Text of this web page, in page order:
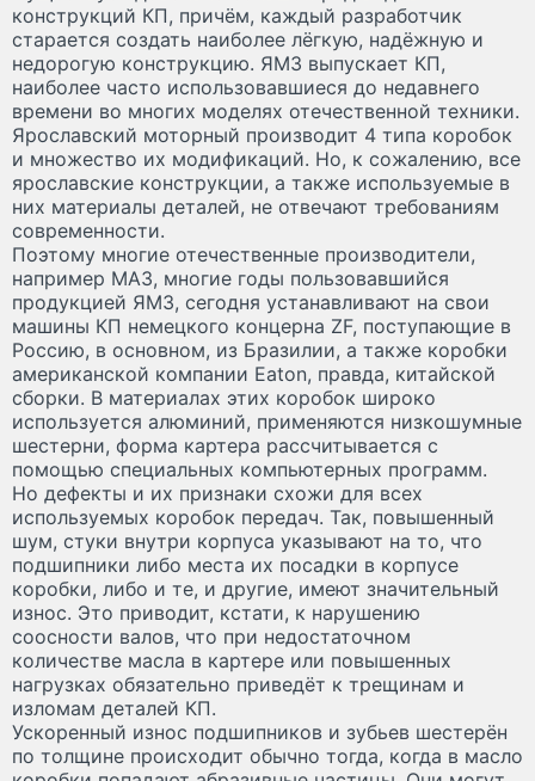
конструкций КП, причём, каждый разработчик
старается создать наиболее лёгкую, надёжную и
недорогую конструкцию. ЯМЗ выпускает КП,
наиболее часто использовавшиеся до недавнего
времени во многих моделях отечественной техники.
Ярославский моторный производит 4 типа коробок
и множество их модификаций. Но, к сожалению, все
ярославские конструкции, а также используемые в
них материалы деталей, не отвечают требованиям
современности.
Поэтому многие отечественные производители,
например МАЗ, многие годы пользовавшийся
продукцией ЯМЗ, сегодня устанавливают на свои
машины КП немецкого концерна ZF, поступающие в
Россию, в основном, из Бразилии, а также коробки
американской компании Eaton, правда, китайской
сборки. В материалах этих коробок широко
используется алюминий, применяются низкошумные
шестерни, форма картера рассчитывается с
помощью специальных компьютерных программ.
Но дефекты и их признаки схожи для всех
используемых коробок передач. Так, повышенный
шум, стуки внутри корпуса указывают на то, что
подшипники либо места их посадки в корпусе
коробки, либо и те, и другие, имеют значительный
износ. Это приводит, кстати, к нарушению
соосности валов, что при недостаточном
количестве масла в картере или повышенных
нагрузках обязательно приведёт к трещинам и
изломам деталей КП.
Ускоренный износ подшипников и зубьев шестерён
по толщине происходит обычно тогда, когда в масло